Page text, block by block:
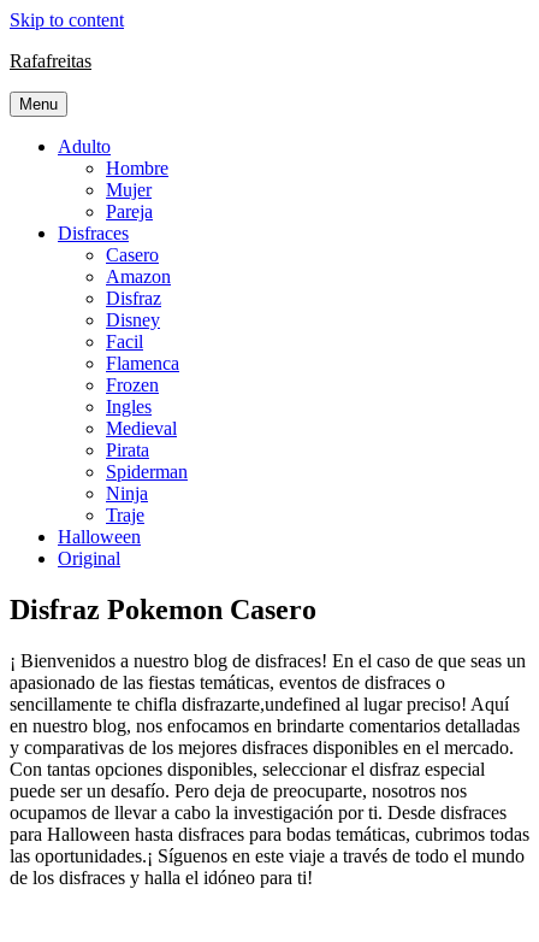
Skip to content
Rafafreitas
Menu
Adulto
Hombre
Mujer
Pareja
Disfraces
Casero
Amazon
Disfraz
Disney
Facil
Flamenca
Frozen
Ingles
Medieval
Pirata
Spiderman
Ninja
Traje
Halloween
Original
Disfraz Pokemon Casero
¡ Bienvenidos a nuestro blog de disfraces! En el caso de que seas un
apasionado de las fiestas temáticas, eventos de disfraces o
sencillamente te chifla disfrazarte,undefined al lugar preciso! Aquí
en nuestro blog, nos enfocamos en brindarte comentarios detalladas
y comparativas de los mejores disfraces disponibles en el mercado.
Con tantas opciones disponibles, seleccionar el disfraz especial
puede ser un desafío. Pero deja de preocuparte, nosotros nos
ocupamos de llevar a cabo la investigación por ti. Desde disfraces
para Halloween hasta disfraces para bodas temáticas, cubrimos todas
las oportunidades.¡ Síguenos en este viaje a través de todo el mundo
de los disfraces y halla el idóneo para ti!